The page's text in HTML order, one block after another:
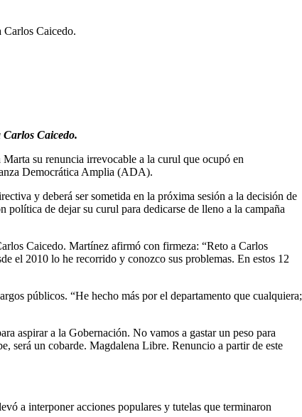
Carlos Caicedo.
Caicedo.
su renuncia irrevocable a la curul que ocupó en
Democrática Amplia (ADA).
y deberá ser sometida en la próxima sesión a la decisión de
de dejar su curul para dedicarse de lleno a la campaña
Caicedo. Martínez afirmó con firmeza: “Reto a Carlos
el 2010 lo he recorrido y conozco sus problemas. En estos 12
públicos. “He hecho más por el departamento que cualquiera;
aspirar a la Gobernación. No vamos a gastar un peso para
será un cobarde. Magdalena Libre. Renuncio a partir de este
a interponer acciones populares y tutelas que terminaron